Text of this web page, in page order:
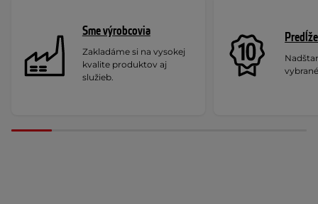
Sme výrobcovia
Zakladáme si na vysokej
kvalite produktov aj
služieb.